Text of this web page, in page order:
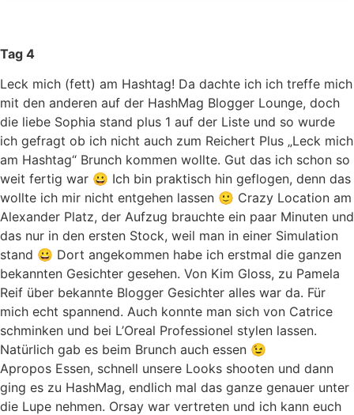
Tag 4
Leck mich (fett) am Hashtag! Da dachte ich ich treffe mich
mit den anderen auf der HashMag Blogger Lounge, doch
die liebe Sophia stand plus 1 auf der Liste und so wurde
ich gefragt ob ich nicht auch zum Reichert Plus „Leck mich
am Hashtag“ Brunch kommen wollte. Gut das ich schon so
weit fertig war 😀 Ich bin praktisch hin geflogen, denn das
wollte ich mir nicht entgehen lassen 🙂 Crazy Location am
Alexander Platz, der Aufzug brauchte ein paar Minuten und
das nur in den ersten Stock, weil man in einer Simulation
stand 😀 Dort angekommen habe ich erstmal die ganzen
bekannten Gesichter gesehen. Von Kim Gloss, zu Pamela
Reif über bekannte Blogger Gesichter alles war da. Für
mich echt spannend. Auch konnte man sich von Catrice
schminken und bei L’Oreal Professionel stylen lassen.
Natürlich gab es beim Brunch auch essen 😉
Apropos Essen, schnell unsere Looks shooten und dann
ging es zu HashMag, endlich mal das ganze genauer unter
die Lupe nehmen. Orsay war vertreten und ich kann euch